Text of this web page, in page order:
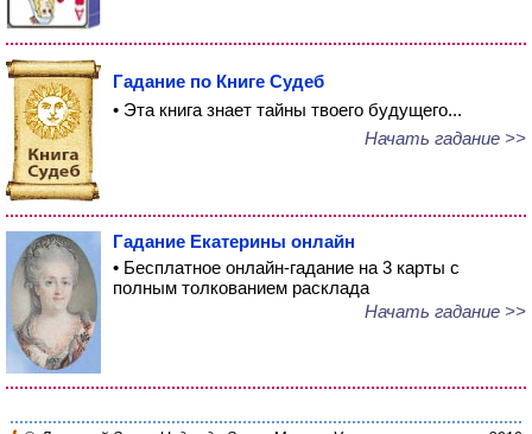
Гадание по Книге Судеб
• Эта книга знает тайны твоего будущего...
Начать гадание >>
Гадание Екатерины онлайн
• Бесплатное онлайн-гадание на 3 карты с
полным толкованием расклада
Начать гадание >>